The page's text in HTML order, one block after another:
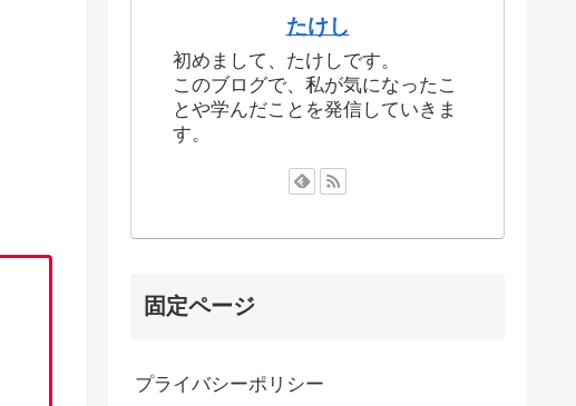
たけし
初めまして、たけしです。
このブログで、私が気になったこ
とや学んだことを発信していきま
す。
固定ページ
プライバシーポリシー